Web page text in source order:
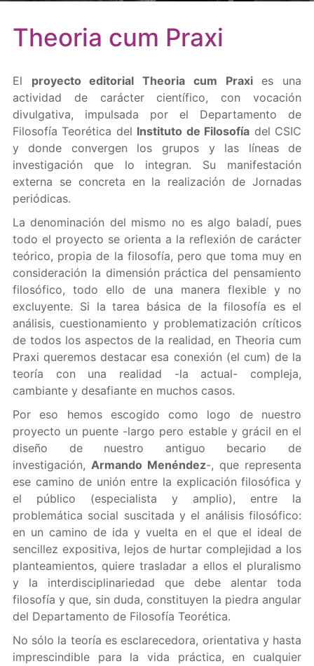
Theoria cum Praxi
El proyecto editorial Theoria cum Praxies una
actividad de carácter científico, con vocación
divulgativa, impulsada por el Departamento de
Filosofía Teorética del Instituto de Filosofía del CSIC
y donde convergen los grupos y las líneas de
investigación que lo integran. Su manifestación
externa se concreta en la realización de Jornadas
periódicas.
La denominación del mismo no es algo baladí, pues
todo el proyecto se orienta a la reflexión de carácter
teórico, propia de la filosofía, pero que toma muy en
consideración la dimensión práctica del pensamiento
filosófico, todo ello de una manera flexible y no
excluyente. Si la tarea básica de la filosofía es el
análisis, cuestionamiento y problematización críticos
de todos los aspectos de la realidad, en Theoria cum
Praxi queremos destacar esa conexión (el cum) de la
teoría con una realidad -la actual- compleja,
cambiante y desafiante en muchos casos.
Por eso hemos escogido como logo de nuestro
proyecto un puente -largo pero estable y grácil en el
diseño de nuestro antiguo becario de
investigación, Armando Menéndez-, que representa
ese camino de unión entre la explicación filosófica y
el público (especialista y amplio), entre la
problemática social suscitada y el análisis filosófico:
en un camino de ida y vuelta en el que el ideal de
sencillez expositiva, lejos de hurtar complejidad a los
planteamientos, quiere trasladar a ellos el pluralismo
y la interdisciplinariedad que debe alentar toda
filosofía y que, sin duda, constituyen la piedra angular
del Departamento de Filosofía Teorética.
No sólo la teoría es esclarecedora, orientativa y hasta
imprescindible para la vida práctica, en cualquier